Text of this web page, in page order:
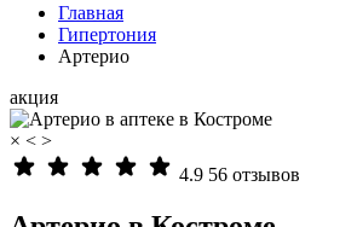
Главная
Гипертония
Артерио
акция
× < >
4.9 56 отзывов